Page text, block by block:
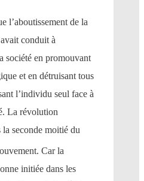
l’aboutissement de la
conduit à
société en promouvant
et en détruisant tous
l’individu seul face à
La révolution
seconde moitié du
Car la
initiée dans les